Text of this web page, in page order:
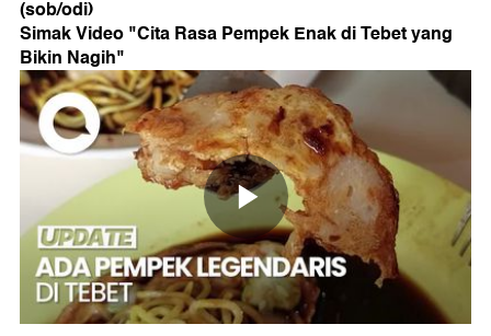
(sob/odi)
Simak Video "Cita Rasa Pempek Enak di Tebet yang
Bikin Nagih"